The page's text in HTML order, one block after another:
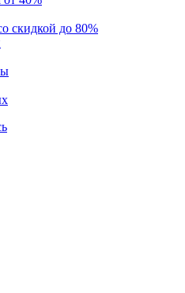
скидкой до 80%